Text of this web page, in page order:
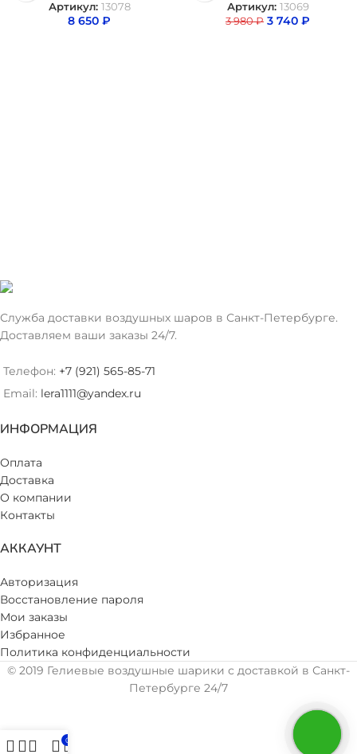
Артикул: 13078
8 650 ₽
Артикул: 13069
3 980₽ 3 740 ₽
Служба доставки воздушных шаров в Санкт-Петербурге.
Доставляем ваши заказы 24/7.
Телефон: +7 (921) 565-85-71
Email: lera1111@yandex.ru
ИНФОРМАЦИЯ
Оплата
Доставка
О компании
Контакты
АККАУНТ
Авторизация
Восстановление пароля
Мои заказы
Избранное
Политика конфиденциальности
© 2019 Гелиевые воздушные шарики с доставкой в Санкт-
Петербурге 24/7
0